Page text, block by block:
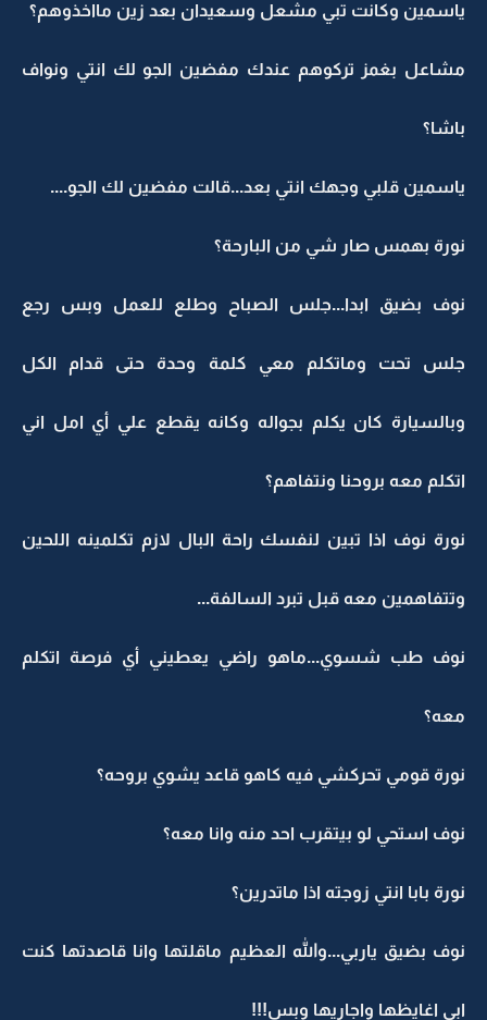
ياسمين وكانت تبي مشعل وسعيدان بعد زين مااخذوهم؟
مشاعل بغمز تركوهم عندك مفضين الجو لك انتي ونواف
باشا؟
ياسمين قلبي وجهك انتي بعد...قالت مفضين لك الجو....
نورة بهمس صار شي من البارحة؟
نوف بضيق ابدا...جلس الصباح وطلع للعمل وبس رجع
جلس تحت وماتكلم معي كلمة وحدة حتى قدام الكل
وبالسيارة كان يكلم بجواله وكانه يقطع علي أي امل اني
اتكلم معه بروحنا ونتفاهم؟
نورة نوف اذا تبين لنفسك راحة البال لازم تكلمينه اللحين
وتتفاهمين معه قبل تبرد السالفة...
نوف طب شسوي...ماهو راضي يعطيني أي فرصة اتكلم
معه؟
نورة قومي تحركشي فيه كاهو قاعد يشوي بروحه؟
نوف استحي لو بيتقرب احد منه وانا معه؟
نورة بابا انتي زوجته اذا ماتدرين؟
نوف بضيق ياربي...والله العظيم ماقلتها وانا قاصدتها كنت
ابي اغايظها واجاريها وبس!!!